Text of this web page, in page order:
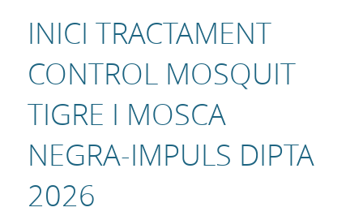
INICI TRACTAMENT
CONTROL MOSQUIT
TIGRE I MOSCA
NEGRA-IMPULS DIPTA
2026